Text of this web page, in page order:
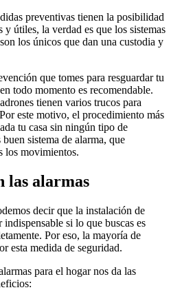
preventivas tienen la posibilidad
y útiles, la verdad es que los sistemas
los únicos que dan una custodia y
que tomes para resguardar tu
todo momento es recomendable.
tienen varios trucos para
este motivo, el procedimiento más
tu casa sin ningún tipo de
sistema de alarma, que
los movimientos.
las alarmas
decir que la instalación de
indispensable si lo que buscas es
Por eso, la mayoría de
esta medida de seguridad.
para el hogar nos da las